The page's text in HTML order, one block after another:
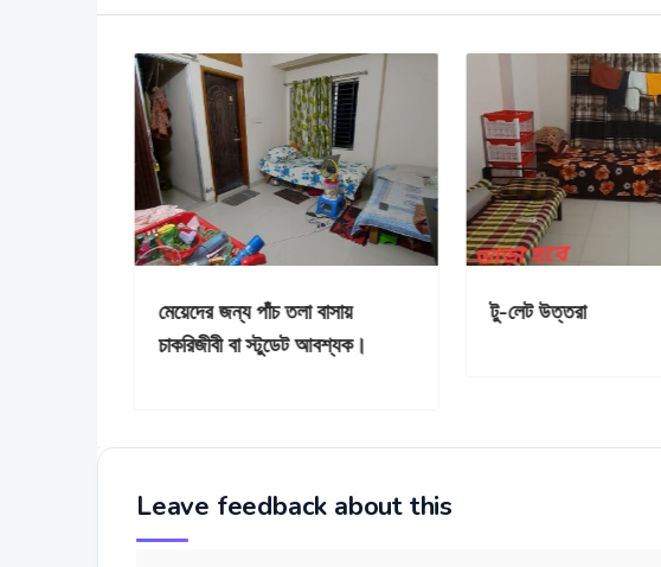
মেয়েদের ফ্ল্যাটে সীট ভাড়া হবে।
মেয়েদের জন্য পাঁচ তলা বাসায়
Leave feedback about this